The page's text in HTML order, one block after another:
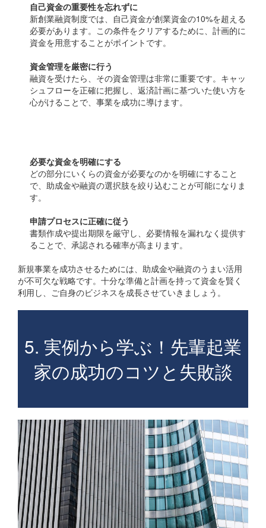
自己資金の重要性を忘れずに
新創業融資制度では、自己資金が創業資金の10%を超える
必要があります。この条件をクリアするために、計画的に
資金を用意することがポイントです。
資金管理を厳密に行う
融資を受けたら、その資金管理は非常に重要です。キャッ
シュフローを正確に把握し、返済計画に基づいた使い方を
心がけることで、事業を成功に導けます。
必要な資金を明確にする
どの部分にいくらの資金が必要なのかを明確にすること
で、助成金や融資の選択肢を絞り込むことが可能になりま
す。
申請プロセスに正確に従う
書類作成や提出期限を厳守し、必要情報を漏れなく提供す
ることで、承認される確率が高まります。
新規事業を成功させるためには、助成金や融資のうまい活用
が不可欠な戦略です。十分な準備と計画を持って資金を賢く
利用し、ご自身のビジネスを成長させていきましょう。
5. 実例から学ぶ！先輩起業
家の成功のコツと失敗談